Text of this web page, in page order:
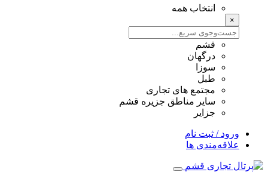
انتخاب همه
×
قشم
درگهان
سوزا
طبل
مجتمع های تجاری
سایر مناطق جزیره قشم
جزایر
ورود / ثبت نام
علاقه‌مندی ها